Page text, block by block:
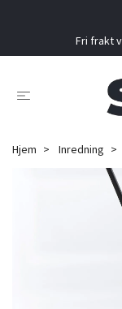
Fri frakt
Hjem Inredning